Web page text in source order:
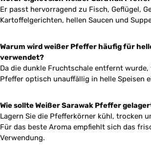
Er passt hervorragend zu Fisch, Geflügel,
Kartoffelgerichten, hellen Saucen und
Warum wird weißer Pfeffer häufig für
verwendet?
Da die dunkle Fruchtschale entfernt
Pfeffer optisch unauffällig in helle Speisen
Wie sollte Weißer Sarawak Pfeffer
Lagern Sie die Pfefferkörner kühl, trocken
Für das beste Aroma empfiehlt sich das
Verwendung.